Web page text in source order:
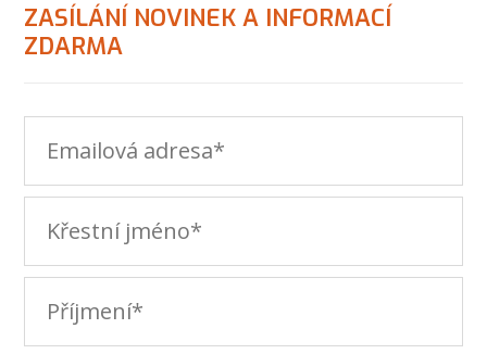
ZASÍLÁNÍ NOVINEK A INFORMACÍ
ZDARMA